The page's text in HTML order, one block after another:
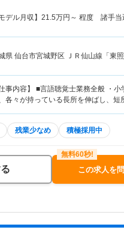
デル月収】 21.5万円～ 程度 諸手当
県 仙台市宮城野区 ＪＲ仙山線「東
仕事内容】 ■言語聴覚士業務全般 ・
各々が持っている長所を伸ばし、
残業少なめ 積極採用中
この求人を